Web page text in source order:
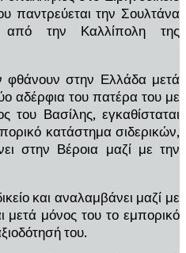
παντρεύεται την Σουλτάνα
από την Καλλίπολη της
φθάνουν στην Ελλάδα μετά
αδέρφια του πατέρα του με
του Βασίλης, εγκαθίσταται
κατάστημα σιδερικών,
στην Βέροια μαζί με την
και αναλαμβάνει μαζί με
μετά μόνος του το εμπορικό
του.